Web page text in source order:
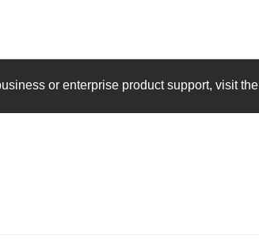
or enterprise product support, visit the